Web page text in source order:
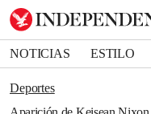
NOTICIAS ESTILO
DEPORTES
Deportes
Bookmark
Removed from bookmarks
Close popover